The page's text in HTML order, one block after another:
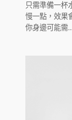
只需準備一杯
慢一點，效果
你身邊可能需